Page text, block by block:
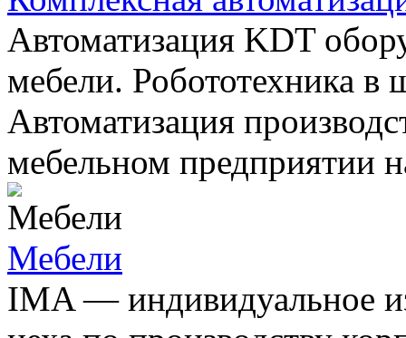
Aвтоматизация KDT
мебели. Робототехника
Автоматизация
мебельном предприятии
Мебели
IMA — индивидуальное